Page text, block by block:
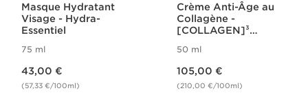
Masque Hydratant
Visage​ - Hydra-
Essentiel
75 ml
43,00 €
(57,33 €/100ml)
Crème Anti-Âge au
Collagène -
[COLLAGEN]³
Firming
50 ml
105,00 €
(210,00 €/100ml)